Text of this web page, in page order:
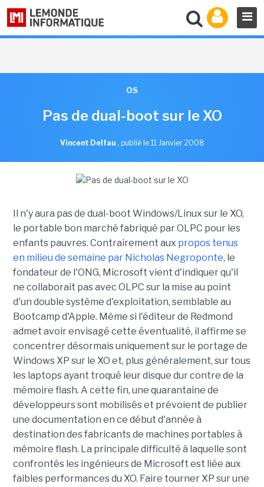
OS
Pas de dual-boot sur le XO
Vincent Delfau , publié le 11 Janvier 2008
Il n'y aura pas de dual-boot Windows/Linux sur le XO,
le portable bon marché fabriqué par OLPC pour les
enfants pauvres. Contrairement aux propos tenus
en milieu de semaine par Nicholas Negroponte, le
fondateur de l'ONG, Microsoft vient d'indiquer qu'il
ne collaborait pas avec OLPC sur la mise au point
d'un double système d'exploitation, semblable au
Bootcamp d'Apple. Même si l'éditeur de Redmond
admet avoir envisagé cette éventualité, il affirme se
concentrer désormais uniquement sur le portage de
Windows XP sur le XO et, plus généralement, sur tous
les laptops ayant troqué leur disque dur contre de la
mémoire flash. A cette fin, une quarantaine de
développeurs sont mobilisés et prévoient de publier
une documentation en ce début d'année à
destination des fabricants de machines portables à
mémoire flash. La principale difficulté à laquelle sont
confrontés les ingénieurs de Microsoft est liée aux
faibles performances du XO. Faire tourner XP sur une